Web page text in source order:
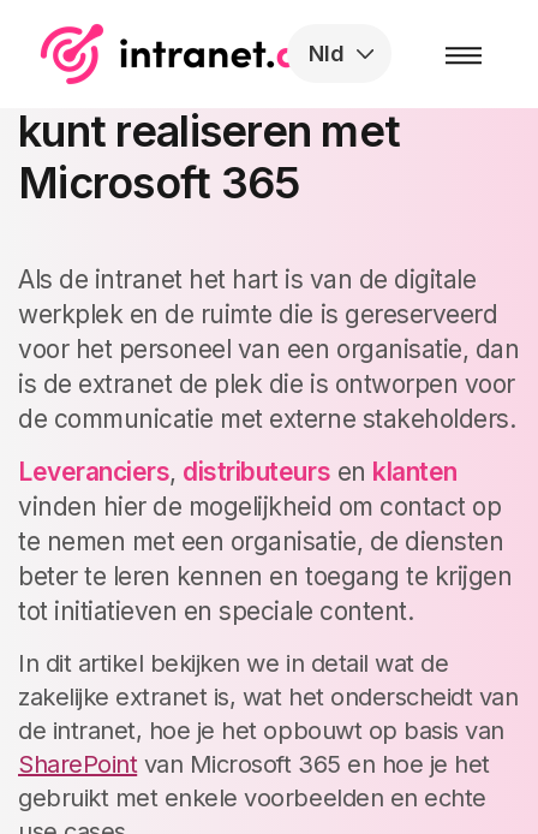
Nld
Extranet: hoe je deze
kunt realiseren met
Microsoft 365
Als de intranet het hart is van de digitale
werkplek en de ruimte die is gereserveerd
voor het personeel van een organisatie, dan
is de extranet de plek die is ontworpen voor
de communicatie met externe stakeholders.
Leveranciers, distributeurs en klanten
vinden hier de mogelijkheid om contact op
te nemen met een organisatie, de diensten
beter te leren kennen en toegang te krijgen
tot initiatieven en speciale content.
In dit artikel bekijken we in detail wat de
zakelijke extranet is, wat het onderscheidt van
de intranet, hoe je het opbouwt op basis van
SharePointvan Microsoft 365 en hoe je het
gebruikt met enkele voorbeelden en echte